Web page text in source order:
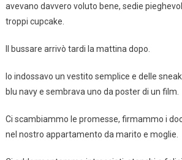
avevano davvero voluto bene, sedie
troppi cupcake.
Il bussare arrivò tardi la mattina dopo.
Io indossavo un vestito semplice e delle
blu navy e sembrava uno da poster di un film.
Ci scambiammo le promesse, firmammo i
nel nostro appartamento da marito e moglie.